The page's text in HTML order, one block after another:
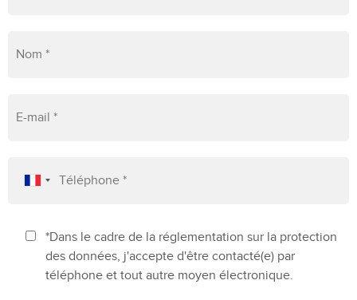
*Dans le cadre de la réglementation sur la protection
des données, j'accepte d'être contacté(e) par
téléphone et tout autre moyen électronique.